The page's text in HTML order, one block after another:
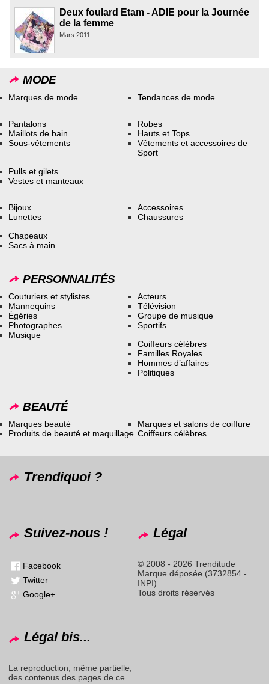
Deux foulard Etam - ADIE pour la Journée
de la femme
Mars 2011
MODE
Marques de mode Tendances de mode
Pantalons
Maillots de bain
Sous-vêtements
Robes
Hauts et Tops
Vêtements et accessoires de
Sport
Pulls et gilets
Vestes et manteaux
Bijoux
Lunettes
Accessoires
Chaussures
Chapeaux
Sacs à main
PERSONNALITÉS
Couturiers et stylistes
Mannequins
Égéries
Photographes
Musique
Acteurs
Télévision
Groupe de musique
Sportifs
Coiffeurs célèbres
Familles Royales
Hommes d’affaires
Politiques
BEAUTÉ
Marques beauté
Produits de beauté et maquillage
Marques et salons de coiffure
Coiffeurs célèbres
Trendiquoi ?
Suivez-nous !
Facebook
Twitter
Google+
Légal
© 2008 - 2026 Trenditude
Marque déposée (3732854 -
INPI)
Tous droits réservés
Légal bis...
La reproduction, même partielle,
des contenus des pages de ce